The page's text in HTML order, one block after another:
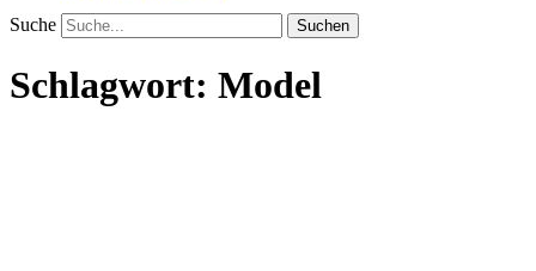
Suche
Schlagwort: Model